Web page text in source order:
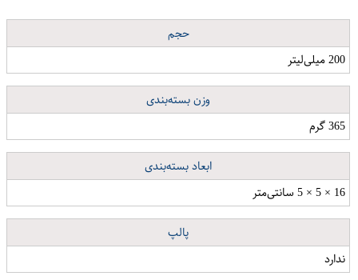
حجم
200 میلی‌لیتر
وزن بسته‌بندی
365 گرم
ابعاد بسته‌بندی
16 × 5 × 5 سانتی‌متر
پالپ
ندارد